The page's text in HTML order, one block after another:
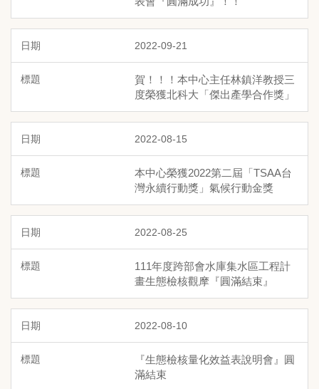
2022-09-21
賀！！！本中心主任林鎮洋教授三
度榮獲北科大「傑出產學合作獎」
2022-08-15
本中心榮獲2022第二屆「TSAA台
灣永續行動獎」氣候行動金獎
2022-08-25
111年度跨部會水庫集水區工程計
畫生態檢核觀摩『圓滿結束』
2022-08-10
『生態檢核量化效益表說明會』圓
滿結束